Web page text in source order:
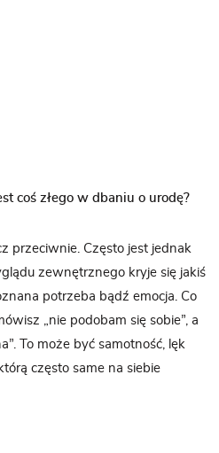
coś złego w dbaniu o urodę?
przeciwnie. Często jest jednak
zewnętrznego kryje się jakiś
potrzeba bądź emocja. Co
„nie podobam się sobie”, a
To może być samotność, lęk
często same na siebie